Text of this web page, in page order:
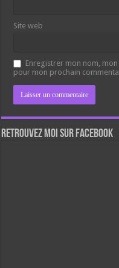
Site web
Enregistrer mon nom,
pour mon prochain
Retrouvez moi sur Facebook